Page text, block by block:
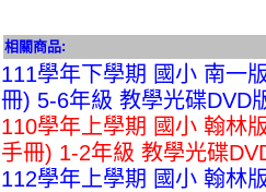
相關商品:
111學年下學期 國小 南一
冊) 5-6年級 教學光碟DVD
110學年上學期 國小 翰林
手冊) 1-2年級 教學光碟
112學年上學期 國小 翰林